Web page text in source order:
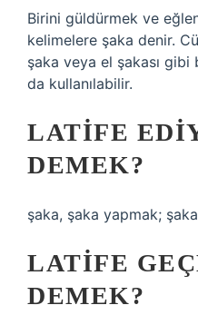
Birini güldürmek ve
kelimelere şaka denir.
şaka veya el şakası
da kullanılabilir.
LATIFE
DEMEK?
şaka, şaka yapmak;
LATIFE
DEMEK?